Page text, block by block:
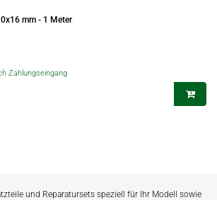
mm - 1 Meter
Zahlungseingang
und Reparatursets speziell für Ihr Modell sowie